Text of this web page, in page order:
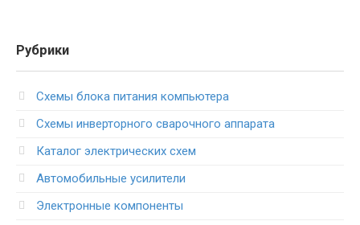
Рубрики
Схемы блока питания компьютера
Схемы инверторного сварочного аппарата
Каталог электрических схем
Автомобильные усилители
Электронные компоненты